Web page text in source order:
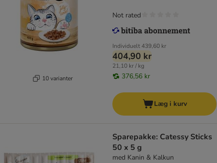
10 varianter
Individuelt439,60 kr
404,90 kr
21,10 kr / kg
376,56 kr
Not rated
Læg i kurv
Sparepakke: Catessy Sticks
50 x 5 g
med Kanin & Kalkun